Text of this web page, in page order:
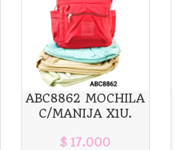
ABC8862 MOCHILA
C/MANIJA X1U.
$ 17.000